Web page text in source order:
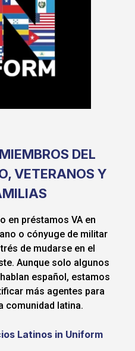
DEL
VETERANOS Y
en préstamos VA en
o cónyuge de militar
de mudarse en el
Aunque solo algunos
español, estamos
más agentes para
comunidad latina.
Latinos in Uniform